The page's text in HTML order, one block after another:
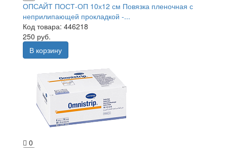
ОПСАЙТ ПОСТ-ОП 10х12 см Повязка пленочная с
неприлипающей прокладкой -...
Код товара: 446218
250 руб.
В корзину
0